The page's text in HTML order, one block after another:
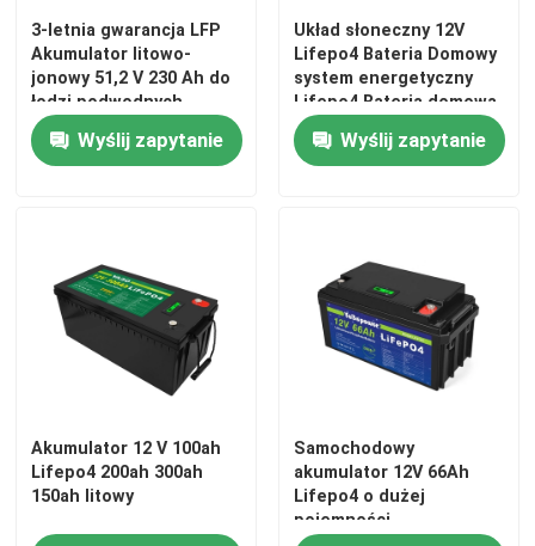
O nas
Wycieczka po fabryce
Skontaktuj się z nami
Aktualności
Poprosić o wycenę
Bateria domowa Lifepo4
3-letnia gwarancja LFP
Akumulator litowo-
jonowy 51,2 V 230 Ah do
łodzi podwodnych
Wyślij zapytanie
Układ słoneczny 12V
Lifepo4 Bateria Domowy
system energetyczny
Lifepo4 Bateria domowa
Wyślij zapytanie
Akumulator 12 V 100ah
Lifepo4 200ah 300ah
150ah litowy
Samochodowy
akumulator 12V 66Ah
Lifepo4 o dużej
pojemności